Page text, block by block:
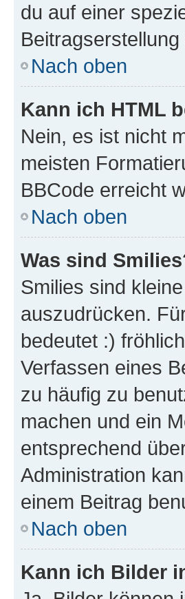
du auf einer
Nach oben
Kann ich HTML
Nein, es ist nicht
meisten
BBCode erreicht
Nach oben
Was sind
Smilies sind
auszudrücken.
bedeutet :)
Verfassen eines
zu häufig zu
machen und ein
entsprechend
Administration
einem Beitrag
Nach oben
Kann ich Bilder